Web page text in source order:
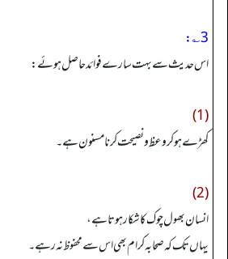
3؎:
اس حدیث سے بہت سارے فوائد حاصل ہوئے:
(1)
کھڑے ہوکر وعظ و نصیحت کرنا مسنون ہے۔
(2)
انسان بھول چوک کا شکار ہوتاہے،
یہاں تک کہ صحابہ کرام بھی اس سے محفوظ نہ رہے۔